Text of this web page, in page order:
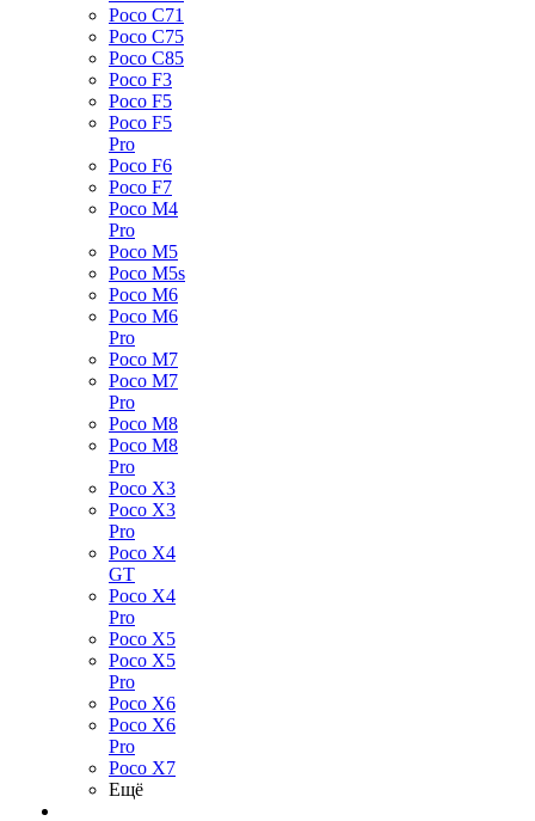
Poco C71
Poco C75
Poco C85
Poco F3
Poco F5
Poco F5
Pro
Poco F6
Poco F7
Poco M4
Pro
Poco M5
Poco M5s
Poco M6
Poco M6
Pro
Poco M7
Poco M7
Pro
Poco M8
Poco M8
Pro
Poco X3
Poco X3
Pro
Poco X4
GT
Poco X4
Pro
Poco X5
Poco X5
Pro
Poco X6
Poco X6
Pro
Poco X7
Ещё